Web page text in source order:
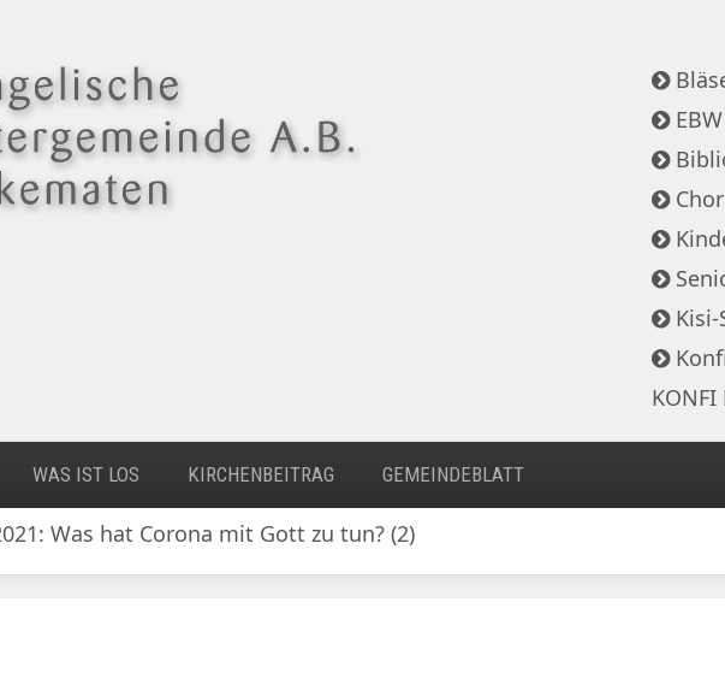
EBW
Chor
Kisi-
WAS IST LOS KIRCHENBEITRAG GEMEINDEBLATT
Was hat Corona mit Gott zu tun? (2)